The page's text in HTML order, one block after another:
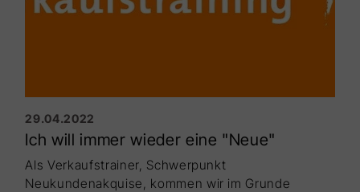
29.04.2022
Ich will immer wieder eine "Neue"
Als Verkaufstrainer, Schwerpunkt
Neukundenakquise, kom­men wir im Grunde